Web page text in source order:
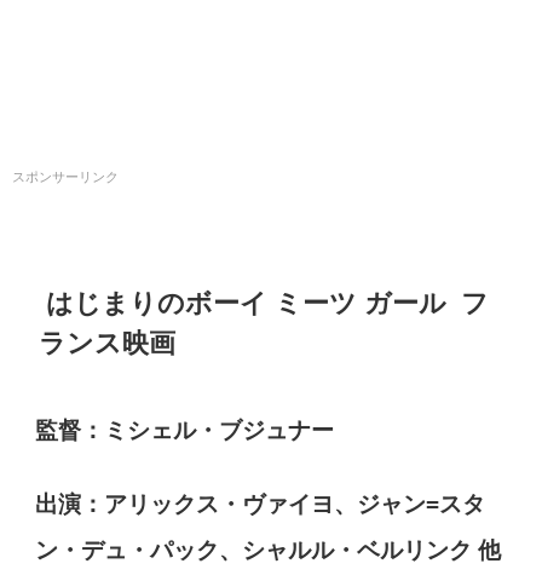
スポンサーリンク
はじまりのボーイ ミーツ ガール フ
ランス映画
監督：ミシェル・ブジュナー
出演：アリックス・ヴァイヨ、ジャン=スタ
ン・デュ・パック、シャルル・ベルリンク 他